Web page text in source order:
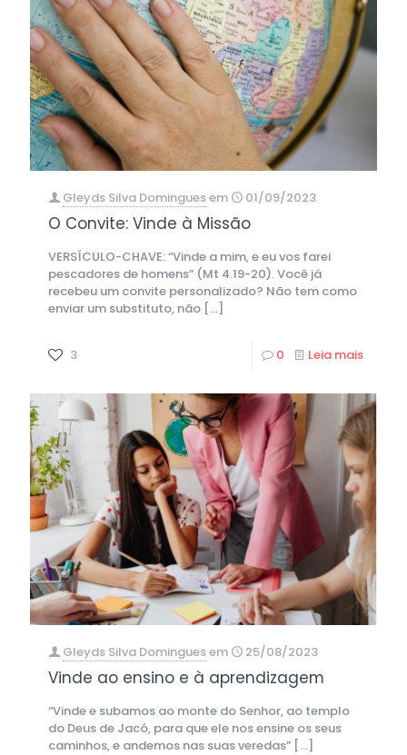
Gleyds Silva Dominguesem 01/09/2023
O Convite: Vinde à Missão
VERSÍCULO-CHAVE: “Vinde a mim, e eu vos farei
pescadores de homens” (Mt 4.19-20). Você já
recebeu um convite personalizado? Não tem como
enviar um substituto, não […]
3 0 Leia mais
Gleyds Silva Dominguesem 25/08/2023
Vinde ao ensino e à aprendizagem
“Vinde e subamos ao monte do Senhor, ao templo
do Deus de Jacó, para que ele nos ensine os seus
caminhos, e andemos nas suas veredas” […]